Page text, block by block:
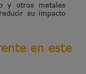
y otros metales
su impacto
en este